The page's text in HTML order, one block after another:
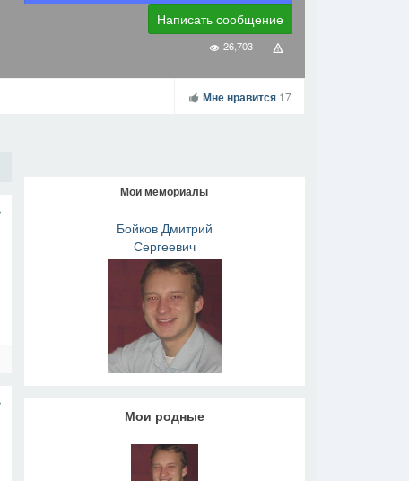
Написать сообщение
26,703
Мне нравится 17
Мои мемориалы
Бойков Дмитрий
Сергеевич
Мои родные